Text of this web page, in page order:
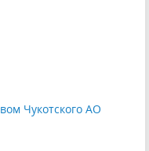
Чукотского АО